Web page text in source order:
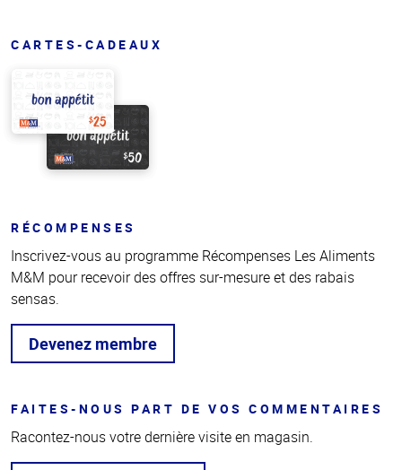
CARTES-CADEAUX
RÉCOMPENSES
Inscrivez-vous au programme Récompenses Les Aliments
M&M pour recevoir des offres sur-mesure et des rabais
sensas.
Devenez membre
FAITES-NOUS PART DE VOS COMMENTAIRES
Racontez-nous votre dernière visite en magasin.